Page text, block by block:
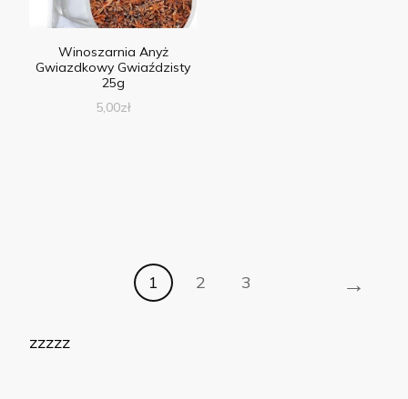
Winoszarnia Anyż
Gwiazdkowy Gwiaździsty
25g
5,00zł
1 2 3 →
zzzzz